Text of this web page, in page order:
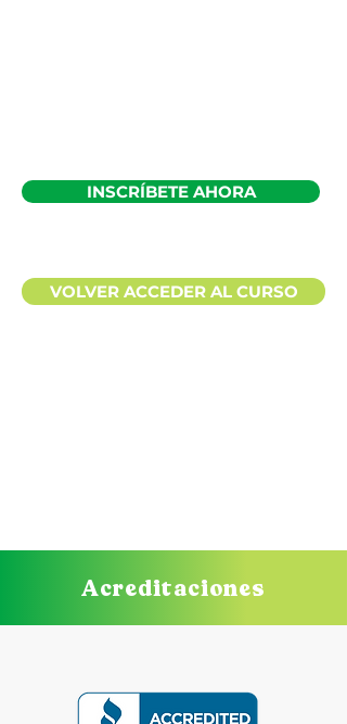
INSCRÍBETE AHORA
VOLVER ACCEDER AL CURSO
Acreditaciones